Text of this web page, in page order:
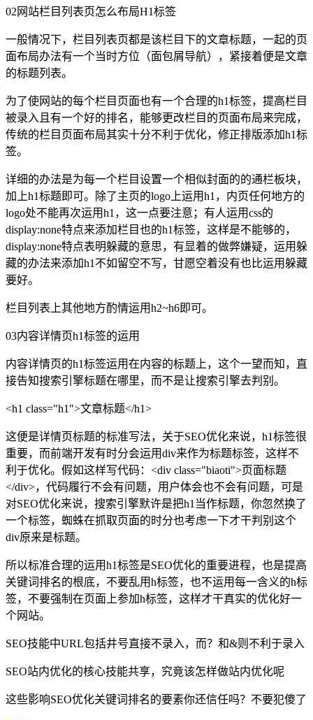
02 网站栏目列表页怎么布局H1标签
一般情况下，栏目列表页都是该栏目下的文章标题，一起的页
面布局办法有一个当时方位（面包屑导航），紧接着便是文章
的标题列表。
为了使网站的每个栏目页面也有一个合理的h1标签，提高栏目
被录入且有一个好的排名，能够更改栏目的页面布局来完成，
传统的栏目页面布局其实十分不利于优化，修正排版添加h1标
签。
详细的办法是为每一个栏目设置一个相似封面的的通栏板块，
加上h1标题即可。除了主页的logo上运用h1，内页任何地方的
logo处不能再次运用h1，这一点要注意；有人运用css的
display:none特点来添加栏目也的h1标签，这样是不能够的，
display:none特点表明躲藏的意思，有显着的做弊嫌疑，运用躲
藏的办法来添加h1不如留空不写，甘愿空着没有也比运用躲藏
要好。
栏目列表上其他地方酌情运用h2~h6即可。
03内容详情页h1标签的运用
内容详情页的h1标签运用在内容的标题上，这个一望而知，直
接告知搜索引擎标题在哪里，而不是让搜索引擎去判别。
<h1 class="h1">文章标题</h1>
这便是详情页标题的标准写法，关于SEO优化来说，h1标签很
重要，而前端开发有时分会运用div来作为标题标签，这样不
利于优化。假如这样写代码：<div class="biaoti">页面标题
</div>，代码履行不会有问题，用户体会也不会有问题，可是
对SEO优化来说，搜索引擎默许是把h1当作标题，你忽然换了
一个标签，蜘蛛在抓取页面的时分也考虑一下才干判别这个
div原来是标题。
所以标准合理的运用h1标签是SEO优化的重要进程，也是提高
关键词排名的根底，不要乱用h标签，也不运用每一含义的h标
签，不要强制在页面上参加h标签，这样才干真实的优化好一
个网站。
SEO技能中URL包括井号直接不录入，而？和&则不利于录入
SEO站内优化的核心技能共享，究竟该怎样做站内优化呢
这些影响SEO优化关键词排名的要素你还信任吗？不要犯傻了